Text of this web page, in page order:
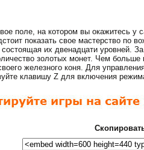
поле, на котором вы окажитесь у
показать свое мастерство по
их двенадцати уровней.
золотых монет. Чем
железного коня. Для
клавишу Z для включения